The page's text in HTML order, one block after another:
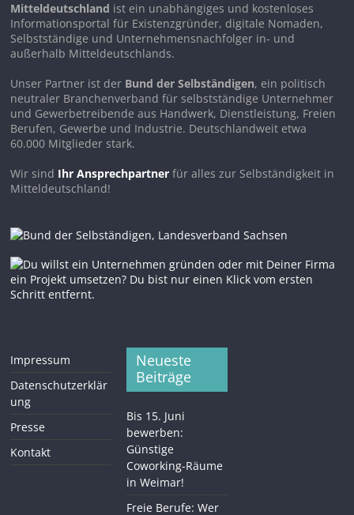
Mitteldeutschland ist ein unabhängiges und kostenloses
Informationsportal für Existenzgründer, digitale Nomaden,
Selbstständige und Unternehmensnachfolger in- und
außerhalb Mitteldeutschlands.
Unser Partner ist der Bund der Selbständigen, ein politisch
neutraler Branchenverband für selbstständige Unternehmer
und Gewerbetreibende aus Handwerk, Dienstleistung, Freien
Berufen, Gewerbe und Industrie. Deutschlandweit etwa
60.000 Mitglieder stark.
Wir sind Ihr Ansprechpartner für alles zur Selbständigkeit in
Mitteldeutschland!
Impressum
Datenschutzerklär
ung
Presse
Kontakt
Neueste
Beiträge
Bis 15. Juni
bewerben:
Günstige
Coworking-Räume
in Weimar!
Freie Berufe: Wer